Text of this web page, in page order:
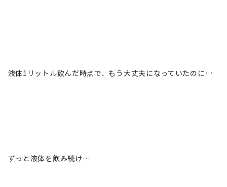
液体1リットル飲んだ時点で、もう大丈夫になっていたのに…
ずっと液体を飲み続け…